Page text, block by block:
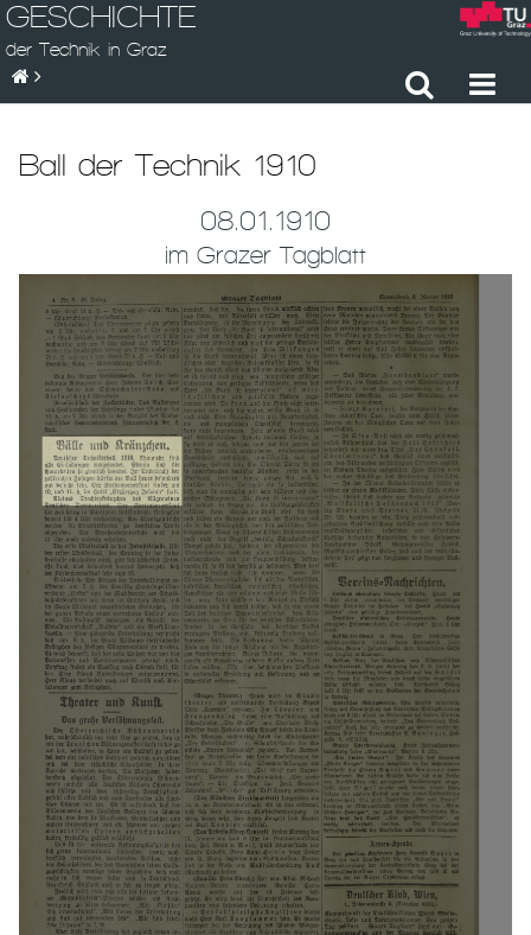
GESCHICHTE
der Technik in Graz
Ball der Technik 1910
08.01.1910
im Grazer Tagblatt